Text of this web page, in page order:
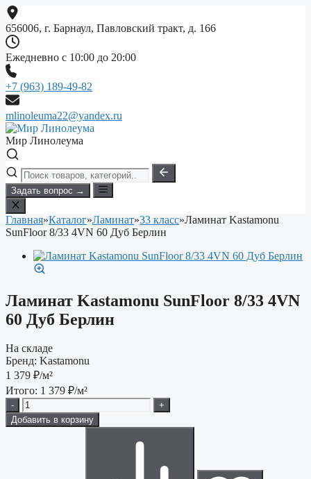
Перейти
к
содержимому
656006, г. Барнаул, Павловский тракт, д. 166
Ежедневно с 10:00 до 20:00
+7 (963) 189-49-82
mlinoleuma22@yandex.ru
Мир Линолеума
Задать вопрос →
Главная»Каталог»Ламинат»33 класс»Ламинат Kastamonu
SunFloor 8/33 4VN 60 Дуб Берлин
Ламинат Kastamonu SunFloor 8/33 4VN
60 Дуб Берлин
На складе
Бренд: Kastamonu
1 379 ₽/м²
Итого: 1 379 ₽/м²
-
+
Добавить в корзину